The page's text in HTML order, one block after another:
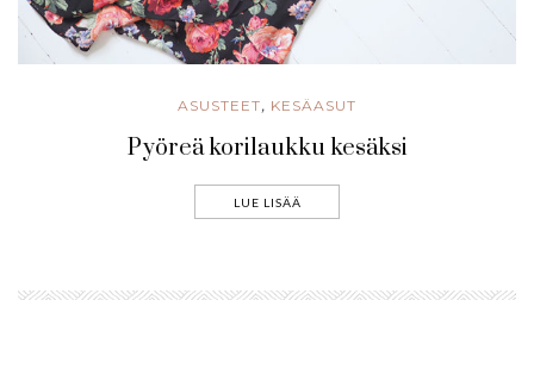
ASUSTEET, KESÄASUT
Pyöreä korilaukku kesäksi
LUE LISÄÄ